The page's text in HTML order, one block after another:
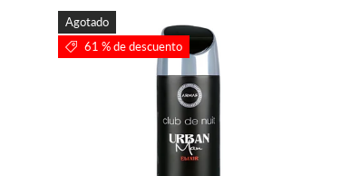
Agotado
61 % de descuento